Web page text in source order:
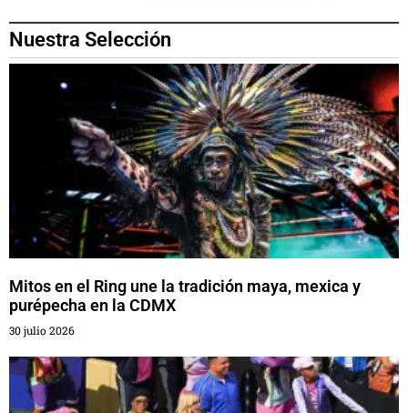
Nuestra Selección
Mitos en el Ring une la tradición maya, mexica y
purépecha en la CDMX
30 julio 2026